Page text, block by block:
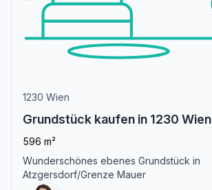
1230 Wien
Grundstück kaufen in 1230 Wien
596 m²
Wunderschönes ebenes Grundstück in
Atzgersdorf/Grenze Mauer